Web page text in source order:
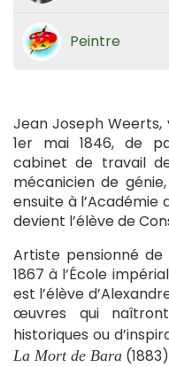
Peintre
Jean Joseph Weerts,
1er mai 1846, de
cabinet de travail
mécanicien de
ensuite à l’Académie
devient l’élève de
Artiste pensionné
1867 à l’École
est l’élève
œuvres qui
historiques ou
La Mort de Bara